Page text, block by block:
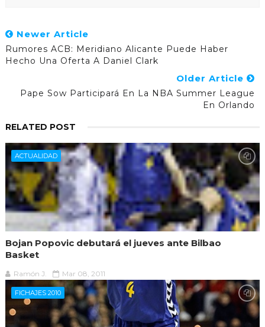
Newer Article
Rumores ACB: Meridiano Alicante Puede Haber
Hecho Una Oferta A Daniel Clark
Older Article
Pape Sow Participará En La NBA Summer League
En Orlando
RELATED POST
ACTUALIDAD
Bojan Popovic debutará el jueves ante Bilbao
Basket
Ramón J. Mar 08, 2011
FICHAJES 2010